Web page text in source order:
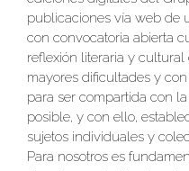
publicaciones vía web de
con convocatoria abierta
reflexión literaria y
mayores dificultades y
para ser compartida con
posible, y con ello,
sujetos individuales y
Para nosotros es